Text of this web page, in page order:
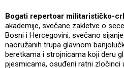
Bogati repertoar militarističko-
akademije, svečane zakletve o
Bosni i Hercegovini, svečano
naoružanih trupa glavnom
beretkama i strojnicama koji deru
pjesmicama, osuđeni ratni zločinci